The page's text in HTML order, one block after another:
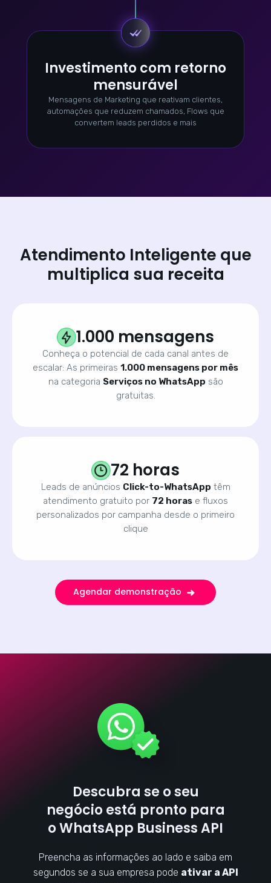
Investimento com retorno
mensurável
Mensagens de Marketing que reativam clientes,
automações que reduzem chamados, Flows que
convertem leads perdidos e mais
Atendimento Inteligente que
multiplica sua receita
1.000 mensagens
Conheça o potencial de cada canal antes de
escalar: As primeiras 1.000 mensagens por mês
na categoria Serviços no WhatsApp são
gratuitas.
72 horas
Leads de anúncios Click-to-WhatsApp têm
atendimento gratuito por 72 horas e fluxos
personalizados por campanha desde o primeiro
clique
Agendar demonstração
Descubra se o seu
negócio está pronto para
o WhatsApp Business API
Preencha as informações ao lado e saiba em
segundos se a sua empresa pode ativar a API